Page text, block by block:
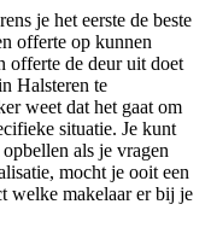
je het eerste de beste
offerte op kunnen
offerte de deur uit doet
Halsteren te
weet dat het gaat om
situatie. Je kunt
als je vragen
mocht je ooit een
welke makelaar er bij je